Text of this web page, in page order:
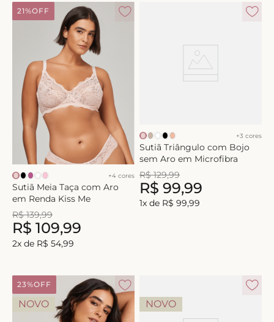
21%OFF
+4 cores
Sutiã Meia Taça com Aro
em Renda Kiss Me
R$ 139,99
R$ 109,99
2x de R$ 54,99
+3 cores
Sutiã Triângulo com Bojo
sem Aro em Microfibra
R$ 129,99
R$ 99,99
1x de R$ 99,99
23%OFF
NOVO NOVO